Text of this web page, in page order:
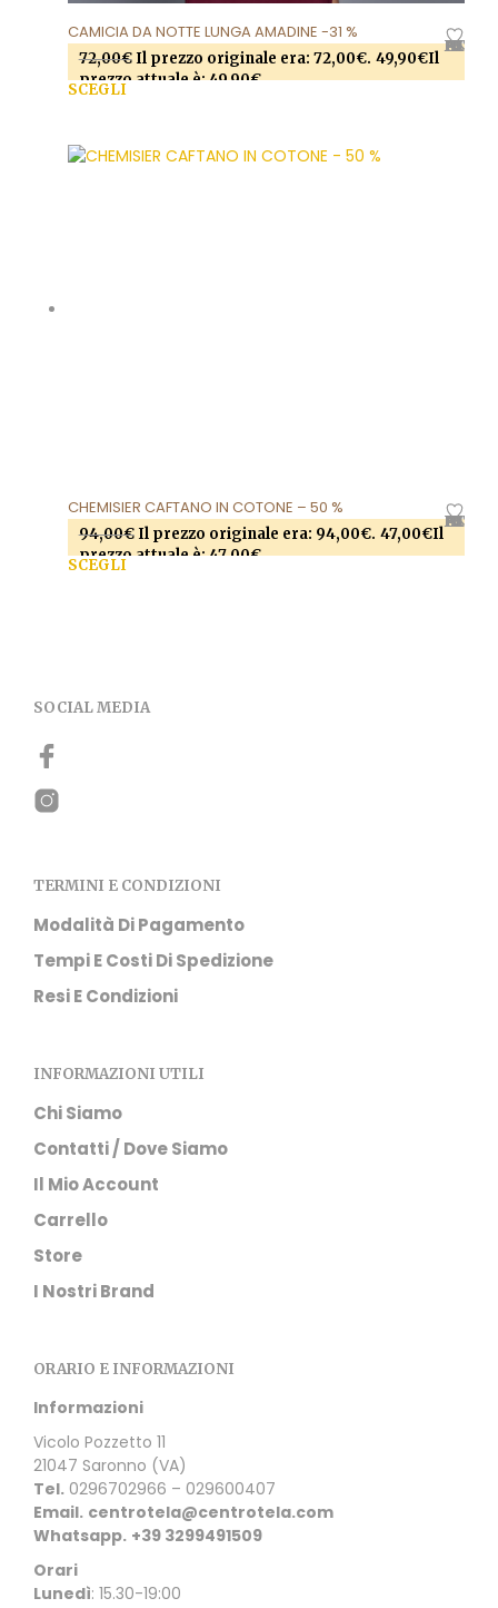
AGGIUNGI ALLA LISTA DEI DESIDERI
CAMICIA DA NOTTE LUNGA AMADINE -31 %
72,00€ Il prezzo originale era: 72,00€. 49,90€Il
prezzo attuale è: 49,90€.
SCEGLI
possono essere scelte nella pagina del prodotto
AGGIUNGI ALLA LISTA DEI DESIDERI
CHEMISIER CAFTANO IN COTONE – 50 %
94,00€ Il prezzo originale era: 94,00€. 47,00€Il
prezzo attuale è: 47,00€.
SCEGLI
SOCIAL MEDIA
TERMINI E CONDIZIONI
Modalità Di Pagamento
Tempi E Costi Di Spedizione
Resi E Condizioni
INFORMAZIONI UTILI
Chi Siamo
Contatti / Dove Siamo
Il Mio Account
Carrello
Store
I Nostri Brand
ORARIO E INFORMAZIONI
Informazioni
Vicolo Pozzetto 11
21047 Saronno (VA)
Tel. 0296702966 – 029600407
Email. centrotela@centrotela.com
Whatsapp. +39 3299491509
Orari
Lunedì: 15.30-19:00